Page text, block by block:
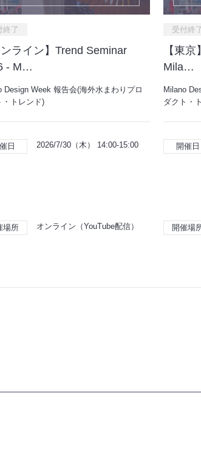
終了
ンライン】Trend Seminar
- M…
Design Week 報告会(海外水まわりプロ
・トレンド)
日 2026/7/30（木） 14:00-15:00
場所 オンライン（YouTube配信）
受付終
【東
Mila…
Milano
ダクト・
開催日
開催場